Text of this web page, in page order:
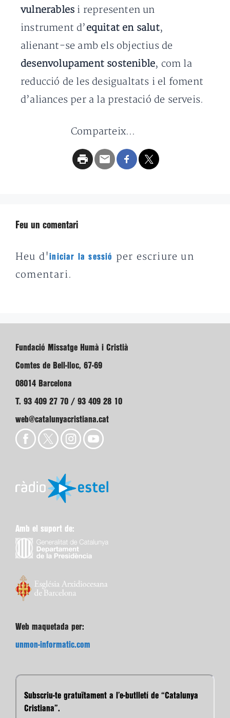
vulnerables i representen un
instrument d’equitat en salut,
alienant-se amb els objectius de
desenvolupament sostenible, com la
reducció de les desigualtats i el foment
d’aliances per a la prestació de serveis.
Comparteix...
Feu un comentari
Heu d'iniciar la sessió
per escriure un
comentari.
Fundació Missatge Humà i Cristià
Comtes de Bell-lloc, 67-69
08014 Barcelona
T. 93 409 27 70 / 93 409 28 10
web@catalunyacristiana.cat
Amb el suport de:
Web maquetada per:
unmon-informatic.com
Subscriu-te gratuïtament a l’e-butlletí de “Catalunya
Cristiana”.